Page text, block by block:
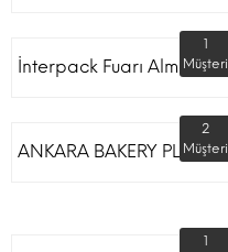
İnterpack Fuarı Almanya
1
Müşteri
ANKARA BAKERY PLUS
2
Müşteri
1